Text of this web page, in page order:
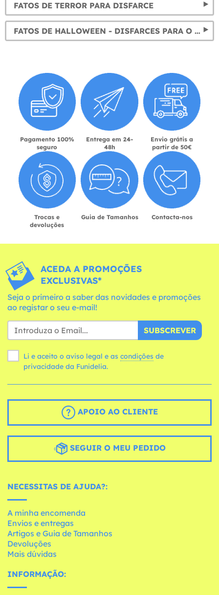
FATOS DE TERROR PARA DISFARCE
FATOS DE HALLOWEEN - DISFARCES PARA O DIA DAS BRUXAS ORIGINAIS
Pagamento 100%
seguro
Entrega em 24-
48h
Envio grátis a
partir de 50€
Trocas e
devoluções
Guia de Tamanhos Contacta-nos
ACEDA A PROMOÇÕES
EXCLUSIVAS*
Seja o primeiro a saber das novidades e promoções
ao registar o seu e-mail!
SUBSCREVER
Li e aceito o aviso legal e as condições
privacidade da Funidelia.
APOIO AO CLIENTE
SEGUIR O MEU PEDIDO
NECESSITAS DE AJUDA?:
A minha encomenda
Envios e entregas
Artigos e Guia de Tamanhos
Devoluções
Mais dúvidas
INFORMAÇÃO: